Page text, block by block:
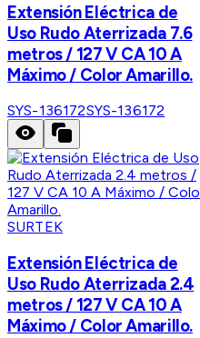
Extensión Eléctrica de
Uso Rudo Aterrizada 7.6
metros / 127 V CA 10 A
Máximo / Color Amarillo.
SYS-136172SYS-136172
SURTEK
Extensión Eléctrica de
Uso Rudo Aterrizada 2.4
metros / 127 V CA 10 A
Máximo / Color Amarillo.